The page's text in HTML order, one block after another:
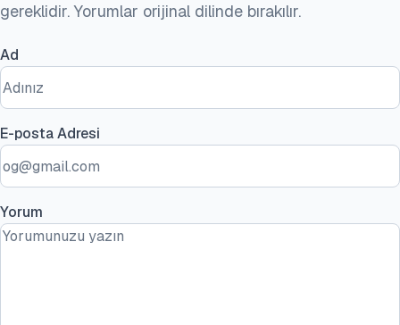
gereklidir. Yorumlar orijinal dilinde bırakılır.
Ad
E-posta Adresi
Yorum